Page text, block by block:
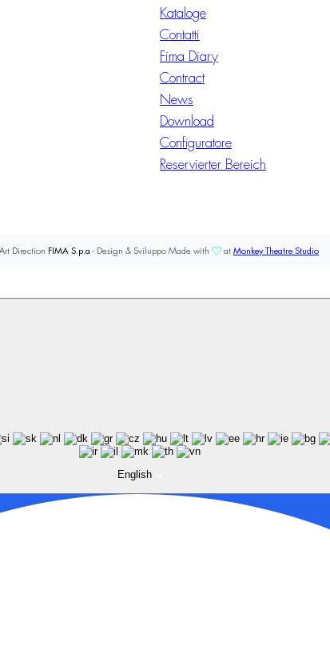
Kataloge
Contatti
Fima Diary
Contract
News
Download
Configuratore
Reservierter Bereich
Direction FIMA S.p.a - Design & Sviluppo Made with at Monkey Theatre Studio
English